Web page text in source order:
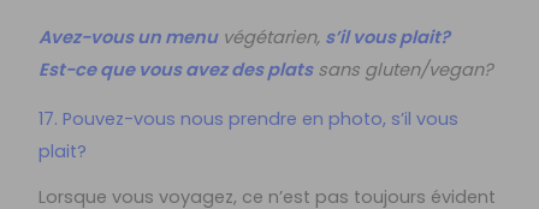
Avez-vous un menuvégétarien, s’il vous plait?
Est-ce que vous avez des plats sans gluten/vegan?
17. Pouvez-vous nous prendre en photo, s’il vous
plait?
Lorsque vous voyagez, ce n’est pas toujours évident